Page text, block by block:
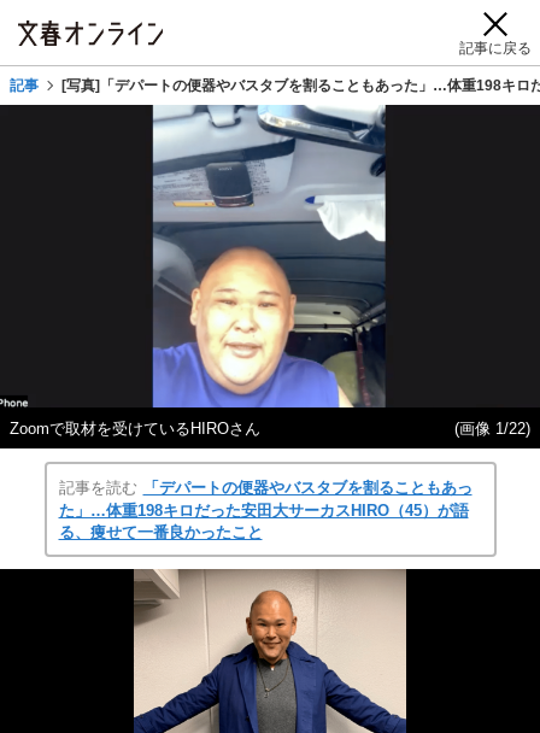
記事に戻る
記事 [写真]「デパートの便器やバスタブを割ることもあった」…体重198キ
Zoomで取材を受けているHIROさん (画像 1/22)
記事を読む
「デパートの便器やバスタブを割ることもあっ
た」…体重198キロだった安田大サーカスHIRO（45）が語
る、痩せて一番良かったこと